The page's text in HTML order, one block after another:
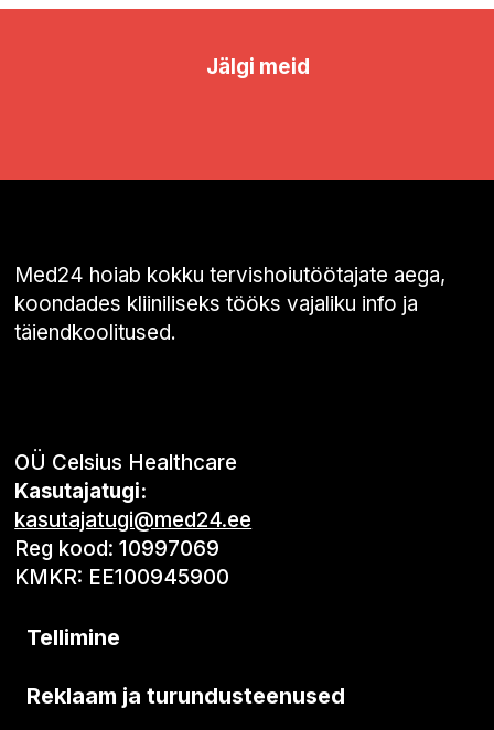
Jälgi meid
Med24 hoiab kokku tervishoiutöötajate aega,
koondades kliiniliseks tööks vajaliku info ja
täiendkoolitused.
OÜ Celsius Healthcare
Kasutajatugi:
kasutajatugi@med24.ee
Reg kood: 10997069
KMKR: EE100945900
Tellimine
Reklaam ja turundusteenused